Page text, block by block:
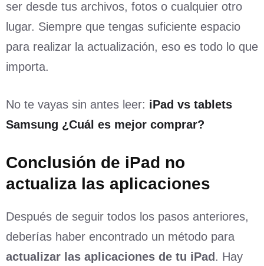
ser desde tus archivos, fotos o cualquier otro
lugar. Siempre que tengas suficiente espacio
para realizar la actualización, eso es todo lo que
importa.
No te vayas sin antes leer: iPad vs tablets
Samsung ¿Cuál es mejor comprar?
Conclusión de iPad no
actualiza las aplicaciones
Después de seguir todos los pasos anteriores,
deberías haber encontrado un método para
actualizar las aplicaciones de tu iPad . Hay